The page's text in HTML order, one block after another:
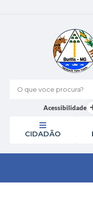
O que voce procura?
Acessibilidade
CIDADÃO